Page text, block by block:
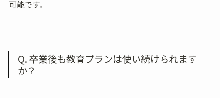
可能です。
Q. 卒業後も教育プランは使い続けられます
か？